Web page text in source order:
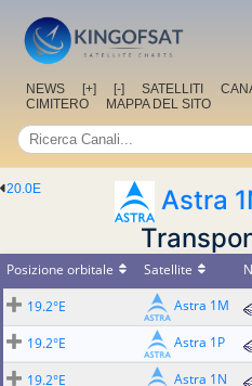
NEWS [+] [-] SATELLITI
CIMITERO
MAPPA DEL SITO
20.0E Astra
Posizione orbitale Satellite
19.2°E
Astra 1M
19.2°E
Astra 1P
19.2°E
Astra 1N